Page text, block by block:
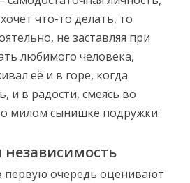
что-то делать, то
не заставляя при
любимого человека,
её и в горе, когда
и в радости, смеясь во
о милом сынишке подружки.
первую очередь оценивают